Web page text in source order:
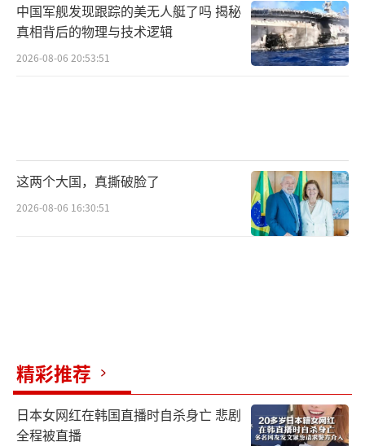
中国军舰发现跟踪的美无人艇了吗 揭秘
真相背后的物理与技术逻辑
2026-08-06 20:53:51
这两个大国，真撕破脸了
2026-08-06 16:30:51
精彩推荐
日本女网红在韩国直播时自杀身亡 悲剧
全程被直播